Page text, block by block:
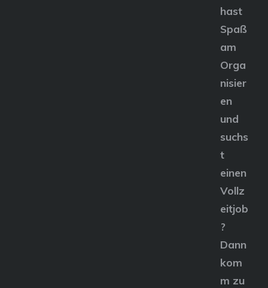
hast
Spaß
am
Orga
nisier
en
und
suchs
t
einen
Vollz
eitjob
?
Dann
kom
m zu